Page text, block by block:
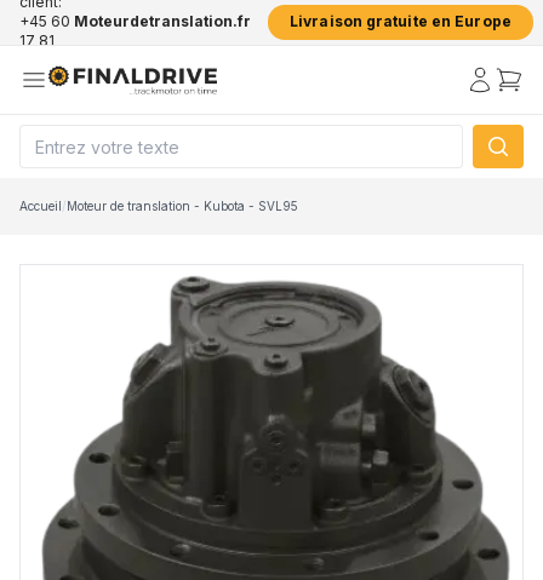
+45 60
17 81
Moteurdetranslation.fr Livraison gratuite en Europe
Accueil/Moteur de translation - Kubota - SVL95